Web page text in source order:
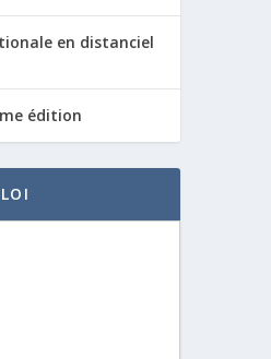
en distanciel
édition